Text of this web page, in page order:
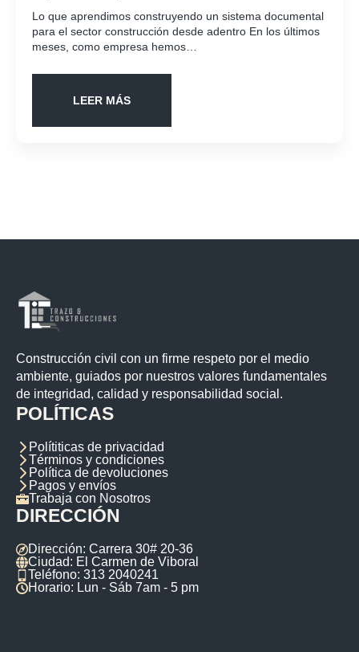
Lo que aprendimos construyendo un sistema documental
para el sector construcción desde adentro En los últimos
meses, como empresa hemos…
LEER MÁS
Construcción civil con un firme respeto por el medio
ambiente, guiados por nuestros valores fundamentales
de integridad, calidad y responsabilidad social.
POLÍTICAS
Polítiticas de privacidad
Términos y condiciones
Política de devoluciones
Pagos y envíos
Trabaja con Nosotros
DIRECCIÓN
Dirección: Carrera 30# 20-36
Ciudad: El Carmen de Viboral
Teléfono: 313 2040241
Horario: Lun - Sáb 7am - 5 pm